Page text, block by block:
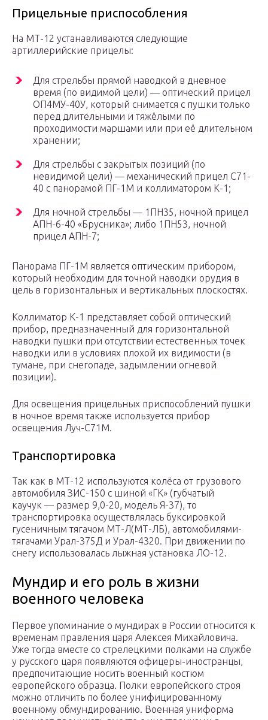
Прицельные приспособления
На МТ-12 устанавливаются следующие
артиллерийские прицелы:
Для стрельбы прямой наводкой в дневное
время (по видимой цели) — оптический прицел
ОП4МУ-40У, который снимается с пушки только
перед длительными и тяжёлыми по
проходимости маршами или при её длительном
хранении;
Для стрельбы с закрытых позиций (по
невидимой цели) — механический прицел С71-
40 с панорамой ПГ-1М и коллиматором К-1;
Для ночной стрельбы — 1ПН35, ночной прицел
АПН-6-40 «Брусника»; либо 1ПН53, ночной
прицел АПН-7;
Панорама ПГ-1М является оптическим прибором,
который необходим для точной наводки орудия в
цель в горизонтальных и вертикальных плоскостях.
Коллиматор К-1 представляет собой оптический
прибор, предназначенный для горизонтальной
наводки пушки при отсутствии естественных точек
наводки или в условиях плохой их видимости (в
тумане, при снегопаде, задымлении огневой
позиции).
Для освещения прицельных приспособлений пушки
в ночное время также используется прибор
освещения Луч-С71М.
Транспортировка
Так как в МТ-12 используются колёса от грузового
автомобиля ЗИС-150 с шиной «ГК» (губчатый
каучук — размер 9,0-20, модель Я-37), то
транспортировка осуществлялась буксировкой
гусеничным тягачом МТ-Л(МТ-ЛБ), автомобилями-
тягачами Урал-375Д и Урал-4320. При движении по
снегу использовалась лыжная установка ЛО-12.
Мундир и его роль в жизни
военного человека
Первое упоминание о мундирах в России относится к
временам правления царя Алексея Михайловича.
Уже тогда вместе со стрелецкими полками на службе
у русского царя появляются офицеры-иностранцы,
предпочитающие носить военный костюм
европейского образца. Полки европейского строя
можно отличить по более унифицированному
военному обмундированию. Военная униформа